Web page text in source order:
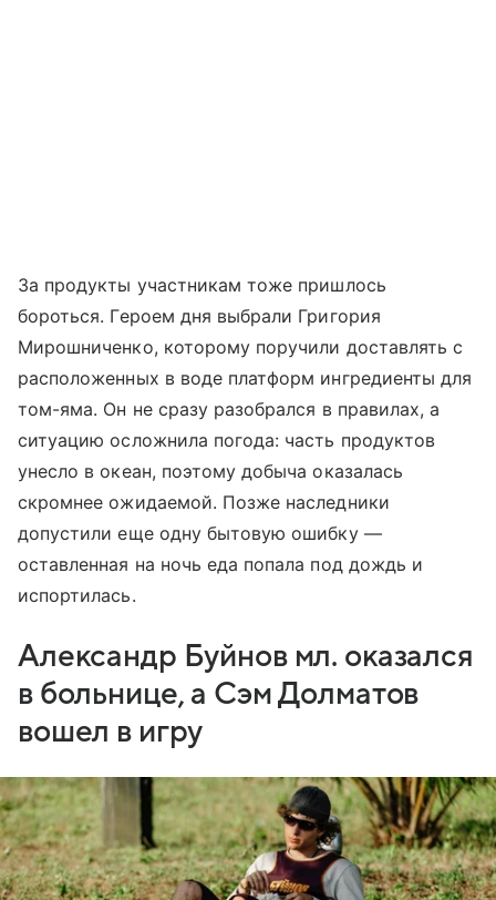
За продукты участникам тоже пришлось
бороться. Героем дня выбрали Григория
Мирошниченко, которому поручили доставлять с
расположенных в воде платформ ингредиенты для
том-яма. Он не сразу разобрался в правилах, а
ситуацию осложнила погода: часть продуктов
унесло в океан, поэтому добыча оказалась
скромнее ожидаемой. Позже наследники
допустили еще одну бытовую ошибку —
оставленная на ночь еда попала под дождь и
испортилась.
Александр Буйнов мл. оказался
в больнице, а Сэм Долматов
вошел в игру